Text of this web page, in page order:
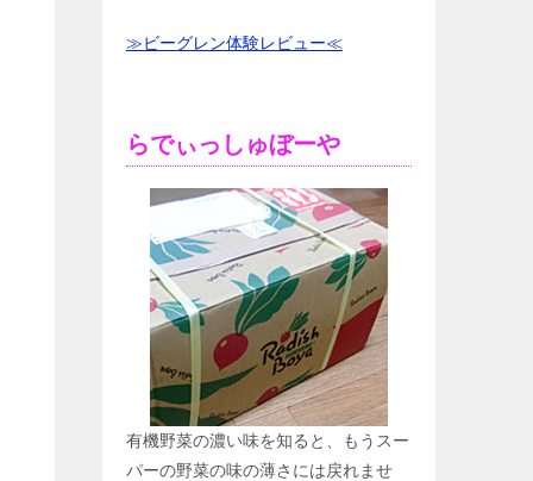
≫ビーグレン体験レビュー≪
らでぃっしゅぼーや
有機野菜の濃い味を知ると、もうスー
パーの野菜の味の薄さには戻れませ